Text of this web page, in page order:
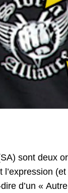
sont deux
l’expression
d’un «